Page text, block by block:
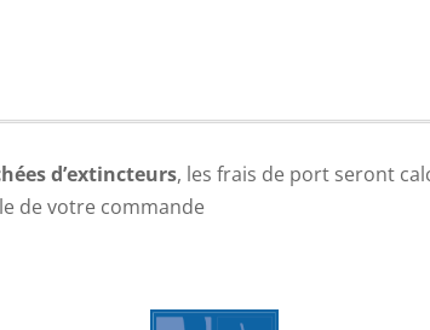
d’extincteurs, les frais de port seront
de votre commande